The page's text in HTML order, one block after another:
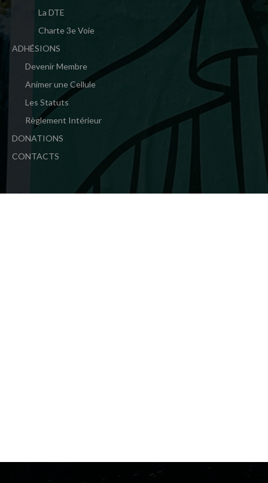
La DTE
Charte 3e Voie
ADHÉSIONS
Devenir Membre
Animer une Cellule
Les Statuts
Règlement Intérieur
DONATIONS
CONTACTS